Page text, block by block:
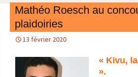
Mathéo Roesch au
plaidoiries
13 février 2020
« Kivu,
».